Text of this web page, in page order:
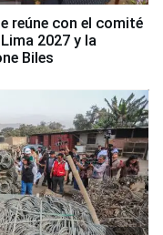
reúne con el comité
2027 y la
Biles